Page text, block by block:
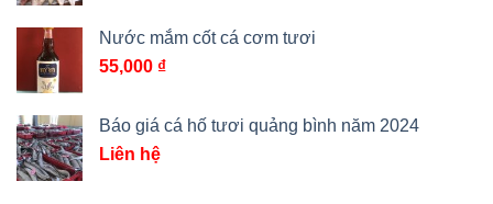
Nước mắm cốt cá cơm tươi
55,000 ₫
Báo giá cá hố tươi quảng bình năm 2024
Liên hệ